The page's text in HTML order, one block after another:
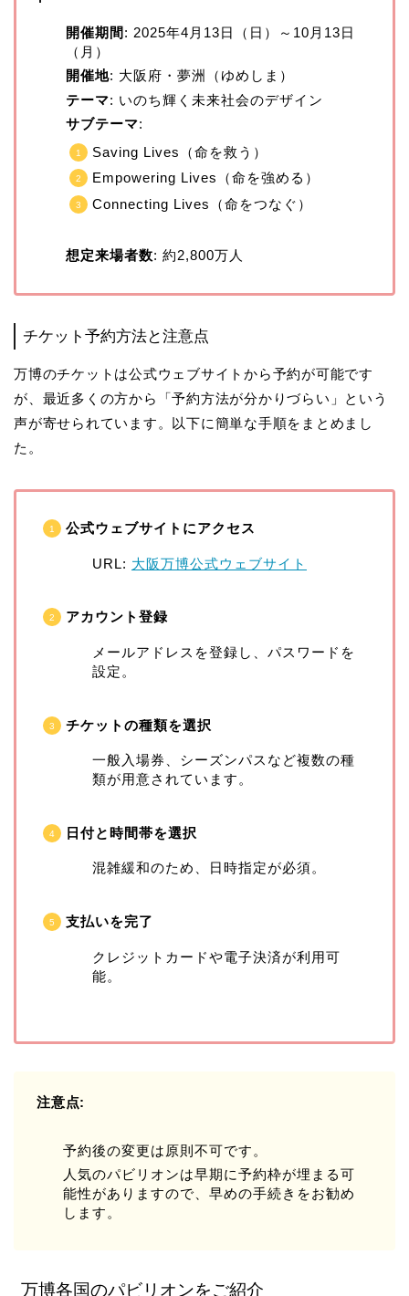
開催期間 : 2025年4月13日（日）～10月13日
（月）
開催地: 大阪府・夢洲（ゆめしま）
テーマ: いのち輝く未来社会のデザイン
サブテーマ:
Saving Lives（命を救う）
Empowering Lives（命を強める）
Connecting Lives（命をつなぐ）
想定来場者数: 約2,800万人
チケット予約方法と注意点
万博のチケットは公式ウェブサイトから予約が可能です
が、最近多くの方から「予約方法が分かりづらい」という
声が寄せられています。以下に簡単な手順をまとめまし
た。
公式ウェブサイトにアクセス
URL: 大阪万博公式ウェブサイト
アカウント登録
メールアドレスを登録し、パスワードを
設定。
チケットの種類を選択
一般入場券、シーズンパスなど複数の種
類が用意されています。
日付と時間帯を選択
混雑緩和のため、日時指定が必須。
支払いを完了
クレジットカードや電子決済が利用可
能。
注意点:
予約後の変更は原則不可です。
人気のパビリオンは早期に予約枠が埋まる可
能性がありますので、早めの手続きをお勧め
します。
万博各国のパビリオンをご紹介